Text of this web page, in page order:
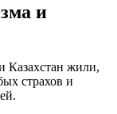
и
Казахстан жили,
страхов и